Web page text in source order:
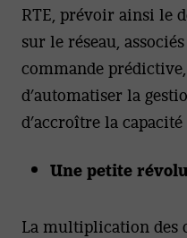
RTE, prévoir ainsi le
sur le réseau,
commande
d’automatiser la
d’accroître la
Une petite
La multiplication des